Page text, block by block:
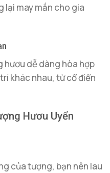
lại may mắn cho gia
hươu dễ dàng hòa hợp
khác nhau, từ cổ điển
Hươu Uyển
của tượng, bạn nên lau